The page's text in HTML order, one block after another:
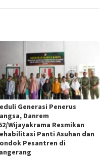
Generasi Penerus
Danrem
Wijayakrama Resmikan
Panti Asuhan dan
Pesantren di